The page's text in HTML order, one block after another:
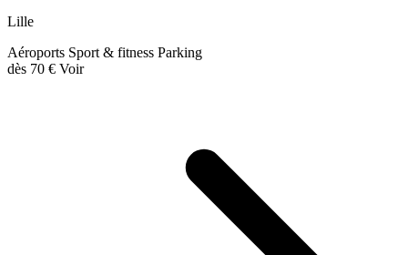
Lille
Aéroports Sport & fitness Parking
dès 70 € Voir